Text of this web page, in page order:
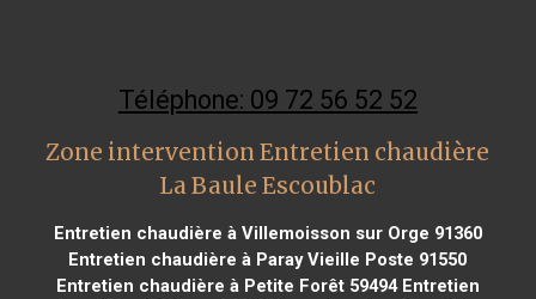
Téléphone: 09 72 56 52 52
Zone intervention Entretien chaudière
La Baule Escoublac
Entretien chaudière à Villemoisson sur Orge 91360
Entretien chaudière à Paray Vieille Poste 91550
Entretien chaudière à Petite Forêt 59494Entretien